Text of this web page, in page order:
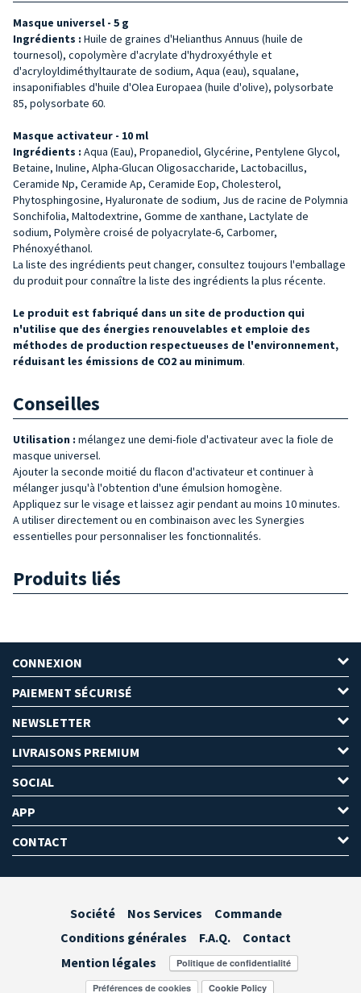
Masque universel - 5 g
Ingrédients : Huile de graines d'Helianthus Annuus (huile de
tournesol), copolymère d'acrylate d'hydroxyéthyle et
d'acryloyldiméthyltaurate de sodium, Aqua (eau), squalane,
insaponifiables d'huile d'Olea Europaea (huile d'olive), polysorbate
85, polysorbate 60.
Masque activateur - 10 ml
Ingrédients : Aqua (Eau), Propanediol, Glycérine, Pentylene Glycol,
Betaine, Inuline, Alpha-Glucan Oligosaccharide, Lactobacillus,
Ceramide Np, Ceramide Ap, Ceramide Eop, Cholesterol,
Phytosphingosine, Hyaluronate de sodium, Jus de racine de Polymnia
Sonchifolia, Maltodextrine, Gomme de xanthane, Lactylate de
sodium, Polymère croisé de polyacrylate-6, Carbomer,
Phénoxyéthanol.
La liste des ingrédients peut changer, consultez toujours l'emballage
du produit pour connaître la liste des ingrédients la plus récente.
Le produit est fabriqué dans un site de production qui
n'utilise que des énergies renouvelables et emploie des
méthodes de production respectueuses de l'environnement,
réduisant les émissions de CO2 au minimum.
Conseilles
Utilisation : mélangez une demi-fiole d'activateur avec la fiole de
masque universel.
Ajouter la seconde moitié du flacon d'activateur et continuer à
mélanger jusqu'à l'obtention d'une émulsion homogène.
Appliquez sur le visage et laissez agir pendant au moins 10 minutes.
A utiliser directement ou en combinaison avec les Synergies
essentielles pour personnaliser les fonctionnalités.
Produits liés
CONNEXION
PAIEMENT SÉCURISÉ
NEWSLETTER
LIVRAISONS PREMIUM
SOCIAL
APP
CONTACT
Société Nos Services
Commande
Conditions générales
F.A.Q.
Contact
Mention légales
Préférences de cookies